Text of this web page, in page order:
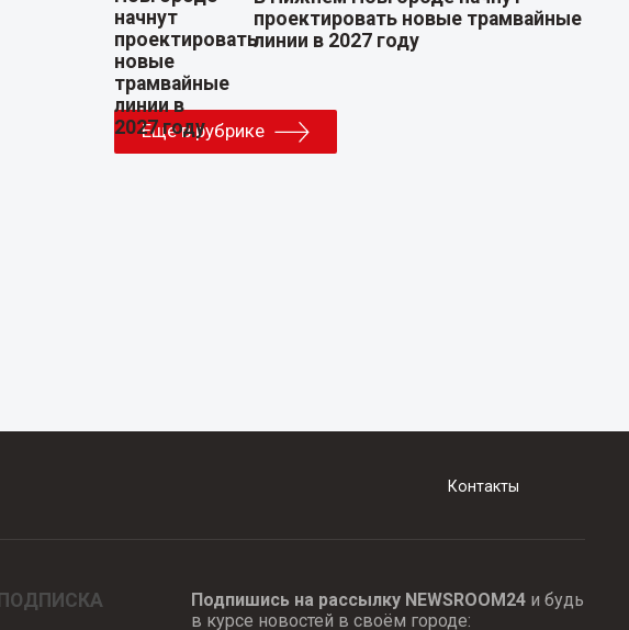
проектировать новые трамвайные
линии в 2027 году
Еще в рубрике
Контакты
ПОДПИСКА Подпишись на рассылку NEWSROOM24и будь
в курсе новостей в своём городе: